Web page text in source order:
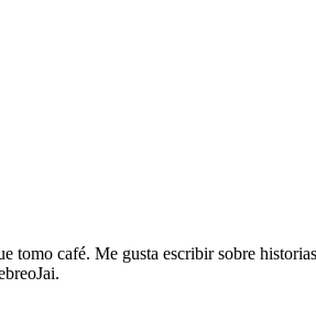
tomo café. Me gusta escribir sobre